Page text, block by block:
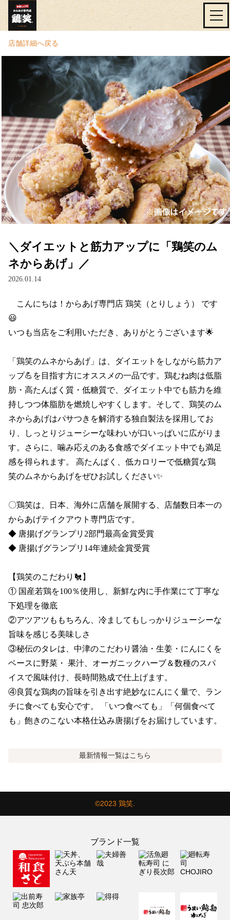
店舗詳細へ戻る
＼ダイエットと筋力アップに「鶏笑のム
ネからあげ」／
2026.01.14
こんにちは！からあげ専門店 鶏笑（とりしょう） です
😃
いつも当店をご利用いただき、ありがとうございます🌟
「鶏笑のムネからあげ」は、ダイエットをしながら筋力ア
ップ💪を目指す方にオススメの一品です。鶏むね肉は低脂
肪・高たんぱく質・低糖質で、ダイエット中でも筋力を維
持しつつ体脂肪を燃焼しやすくします。そして、鶏笑のム
ネからあげはパサつきを解消する独自製法を採用してお
り、しっとりジューシーな味わいが口いっぱいに広がりま
す。さらに、噛み応えのある食感でダイエット中でも満足
感を得られます。 高たんぱく、低カロリーで低糖質な鶏
笑のムネからあげをぜひお試しください✨
〇鶏笑は、日本、海外に店舗を展開する、店舗数日本一の
からあげテイクアウト専門店です。
◆ 唐揚げグランプリ2部門最高金賞受賞
◆ 唐揚げグランプリ14年連続金賞受賞
【鶏笑のこだわり🐔】
① 国産若鶏を100％使用し、新鮮な内に手作業にて丁寧な
下処理を徹底
②アツアツももちろん、冷ましてもしっかりジューシーな
旨味を感じる美味しさ
③秘伝のタレは、中津のこだわり醤油・生姜・にんにくを
ベースに野菜・ 果汁、オーガニックハーブ＆数種のスパ
イスで風味付け、長時間熟成で仕上げます。
④良質な鶏肉の旨味を引き出す絶妙なにんにく量で、ラン
チに食べても安心です。 「いつ食べても」「何個食べて
も」飽きのこない本格仕込み唐揚げをお届けしています。
最新情報一覧はこちら
©2023 鶏笑.
ブランド一覧